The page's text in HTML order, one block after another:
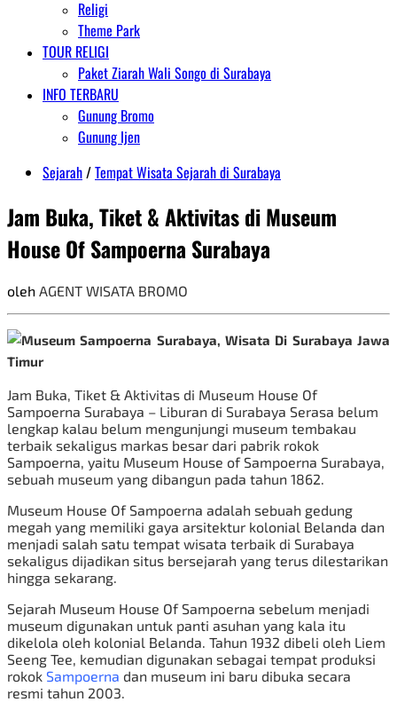
Religi
Theme Park
TOUR RELIGI
Paket Ziarah Wali Songo di Surabaya
INFO TERBARU
Gunung Bromo
Gunung Ijen
Sejarah/Tempat Wisata Sejarah di Surabaya
Jam Buka, Tiket & Aktivitas di Museum
House Of Sampoerna Surabaya
oleh AGENT WISATA BROMO
Jam Buka, Tiket & Aktivitas di Museum House Of
Sampoerna Surabaya – Liburan di Surabaya Serasa belum
lengkap kalau belum mengunjungi museum tembakau
terbaik sekaligus markas besar dari pabrik rokok
Sampoerna, yaitu Museum House of Sampoerna Surabaya,
sebuah museum yang dibangun pada tahun 1862.
Museum House Of Sampoerna adalah sebuah gedung
megah yang memiliki gaya arsitektur kolonial Belanda dan
menjadi salah satu tempat wisata terbaik di Surabaya
sekaligus dijadikan situs bersejarah yang terus dilestarikan
hingga sekarang.
Sejarah Museum House Of Sampoerna sebelum menjadi
museum digunakan untuk panti asuhan yang kala itu
dikelola oleh kolonial Belanda. Tahun 1932 dibeli oleh Liem
Seeng Tee, kemudian digunakan sebagai tempat produksi
rokok Sampoerna dan museum ini baru dibuka secara
resmi tahun 2003.